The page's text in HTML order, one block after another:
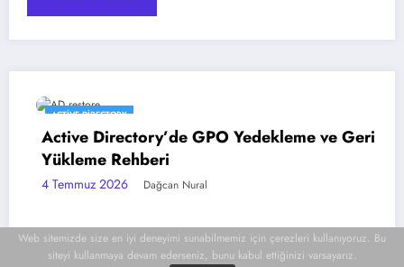
ACTIVE DIRECTORY
Directory’de GPO Yedekleme ve Geri
Rehberi
Temmuz 2026 Dağcan Nural
Web sitemizde size en iyi deneyimi sunabilmemiz için çerezleri kullanıyoruz. Bu
siteyi kullanmaya devam ederseniz, bunu kabul ettiğinizi varsayarız.